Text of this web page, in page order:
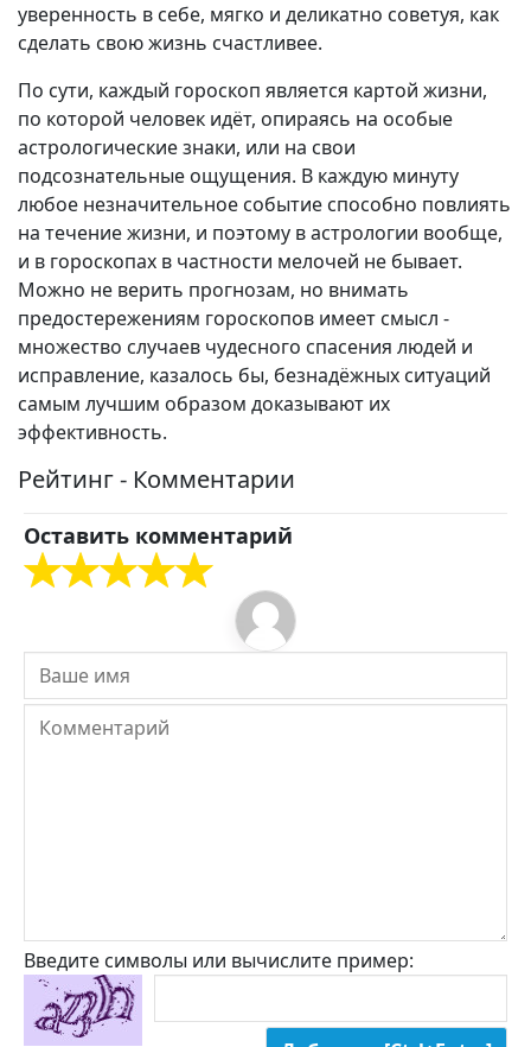
уверенность в себе, мягко и деликатно советуя, как
сделать свою жизнь счастливее.
По сути, каждый гороскоп является картой жизни,
по которой человек идёт, опираясь на особые
астрологические знаки, или на свои
подсознательные ощущения. В каждую минуту
любое незначительное событие способно повлиять
на течение жизни, и поэтому в астрологии вообще,
и в гороскопах в частности мелочей не бывает.
Можно не верить прогнозам, но внимать
предостережениям гороскопов имеет смысл -
множество случаев чудесного спасения людей и
исправление, казалось бы, безнадёжных ситуаций
самым лучшим образом доказывают их
эффективность.
Рейтинг - Комментарии
Оставить комментарий
Введите символы или вычислите пример: